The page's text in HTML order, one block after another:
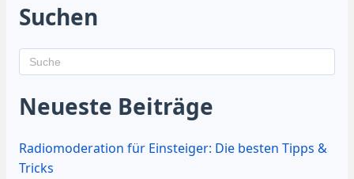
Suchen
Neueste Beiträge
Radiomoderation für Einsteiger: Die besten Tipps &
Tricks